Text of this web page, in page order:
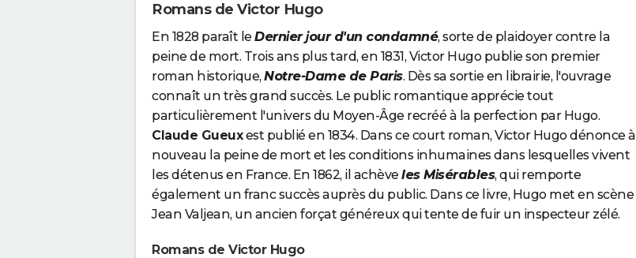
Romans de Victor Hugo
En 1828 paraît le Dernier jour d'un condamné, sorte de plaidoyer contre la
peine de mort. Trois ans plus tard, en 1831, Victor Hugo publie son premier
roman historique, Notre-Dame de Paris. Dès sa sortie en librairie, l'ouvrage
connaît un très grand succès. Le public romantique apprécie tout
particulièrement l'univers du Moyen-Âge recréé à la perfection par Hugo.
Claude Gueuxest publié en 1834. Dans ce court roman, Victor Hugo dénonce à
nouveau la peine de mort et les conditions inhumaines dans lesquelles vivent
les détenus en France. En 1862, il achève les Misérables, qui remporte
également un franc succès auprès du public. Dans ce livre, Hugo met en scène
Jean Valjean, un ancien forçat généreux qui tente de fuir un inspecteur zélé.
Romans de Victor Hugo